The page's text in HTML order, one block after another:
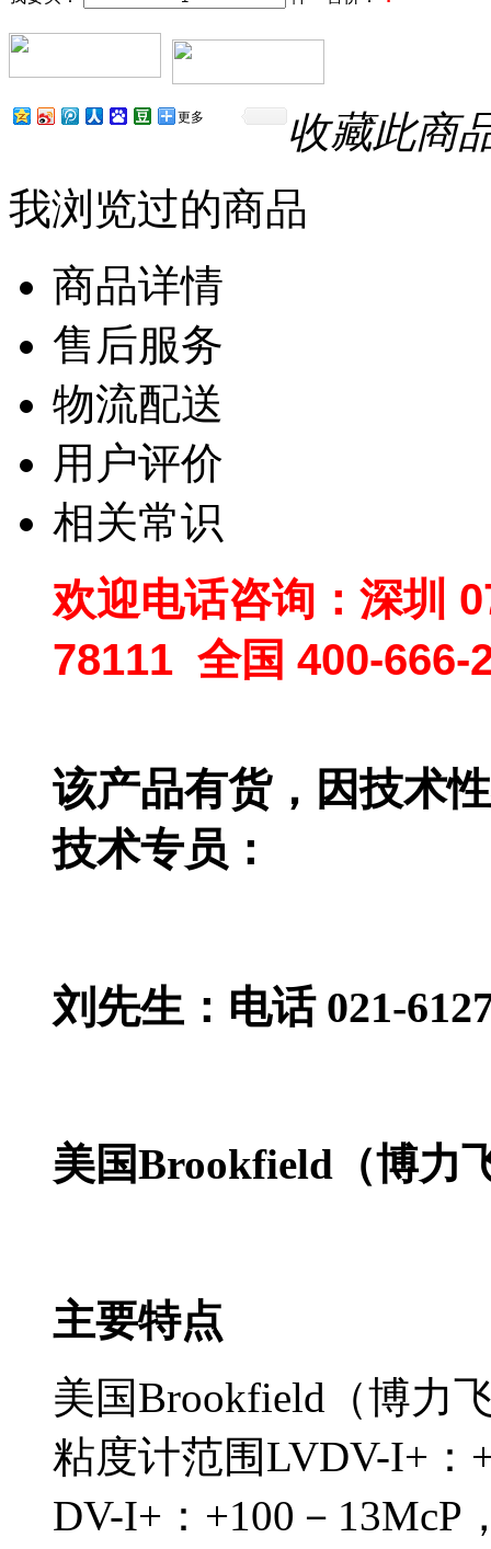
收藏此商
更多
我浏览过的商品
商品详情
售后服务
物流配送
用户评价
相关常识
欢迎电话咨询：深圳
78111 全国 400-666-
该产品有货，因技术
技术专员：
刘先生：电话 021-
美国Brookfield（博力
主要特点
美国Brookfield（博力
粘度计范围LVDV-I+
DV-I+：+100－13McP